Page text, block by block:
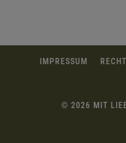
IMPRESSUM
© 2026 MIT